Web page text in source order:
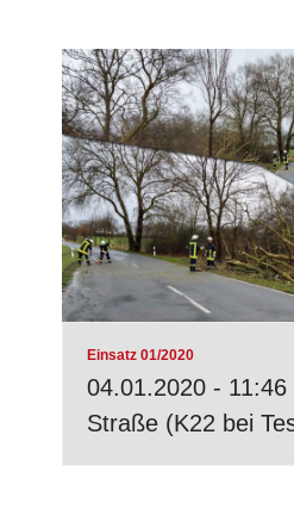
Einsatz 01/2020
04.01.2020 -
Straße (K22 bei